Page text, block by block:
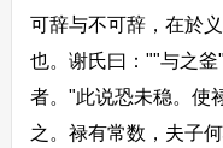
可辞与不可辞，在於
也。谢氏曰：""与之
者。"此说恐未稳。使
之。禄有常数，夫子